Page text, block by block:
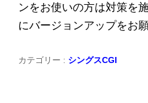
ンをお使いの方は対策を
にバージョンアップをお
カテゴリー : シングスCGI